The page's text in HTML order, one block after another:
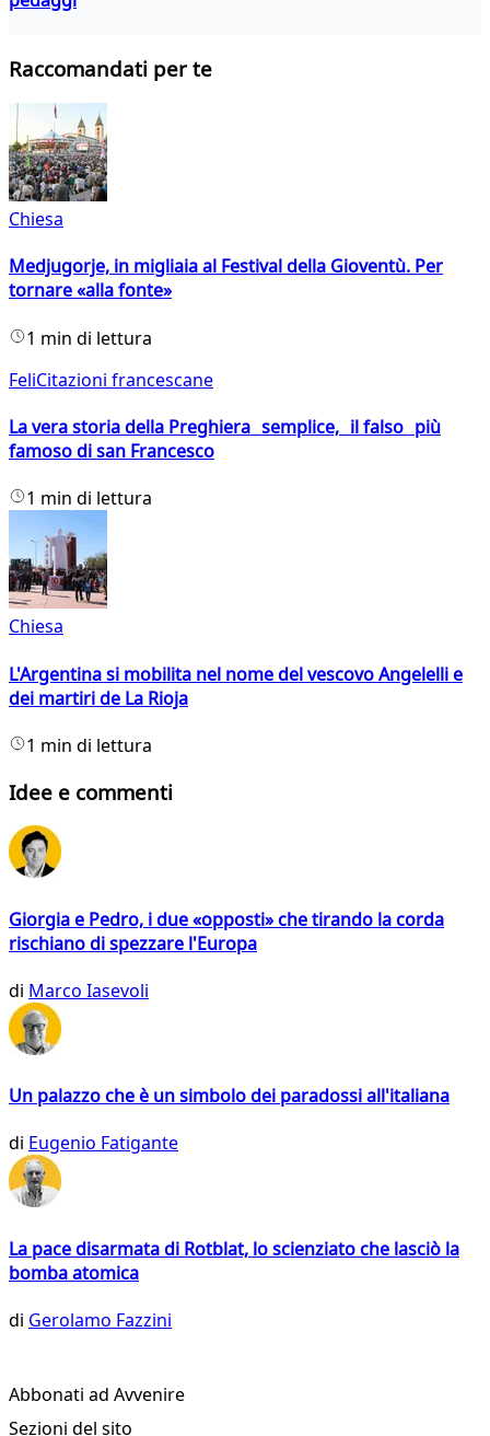
Raccomandati per te
Chiesa
Medjugorje, in migliaia al Festival della Gioventù. Per
tornare «alla fonte»
1 min di lettura
FeliCitazioni francescane
La vera storia della Preghiera semplice, il falso più
famoso di san Francesco
1 min di lettura
Chiesa
L'Argentina si mobilita nel nome del vescovo Angelelli e
dei martiri de La Rioja
1 min di lettura
Idee e commenti
Giorgia e Pedro, i due «opposti» che tirando la corda
rischiano di spezzare l'Europa
di Marco Iasevoli
Un palazzo che è un simbolo dei paradossi all'italiana
di Eugenio Fatigante
La pace disarmata di Rotblat, lo scienziato che lasciò la
bomba atomica
di Gerolamo Fazzini
Abbonati ad Avvenire
Sezioni del sito